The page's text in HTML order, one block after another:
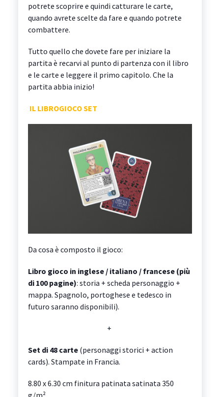
potrete scoprire e quindi catturare le carte,
quando avrete scelte da fare e quando potrete
combattere.
Tutto quello che dovete fare per iniziare la
partita è recarvi al punto di partenza con il libro
e le carte e leggere il primo capitolo. Che la
partita abbia inizio!
IL LIBROGIOCO SET
Da cosa è composto il gioco:
Libro gioco in inglese / italiano / francese (più
di 100 pagine): storia + scheda personaggio +
mappa. Spagnolo, portoghese e tedesco in
futuro saranno disponibili).
+
Set di 48 carte (personaggi storici + action
cards). Stampate in Francia.
8.80 x 6.30 cm finitura patinata satinata 350